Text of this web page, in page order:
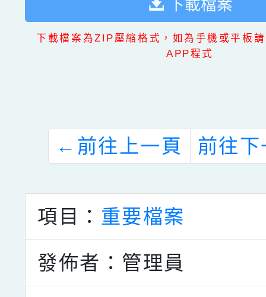
下載檔案
下載檔案為ZIP壓縮格式，如為手機或平板
APP程式
← 前往上一頁 前往下
項目： 重要檔案
發佈者：管理員